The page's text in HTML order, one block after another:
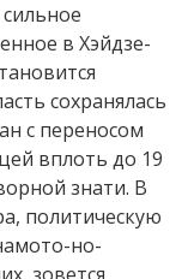
в Хэйдзе-
сохранялась
с переносом
вплоть до 19
знати. В
политическую
но-